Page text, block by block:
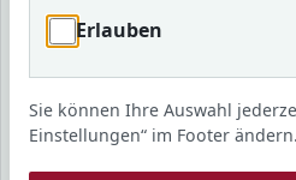
Schlagwort
Sortierung Anzahl
Erlauben
Sie können Ihre Auswahl
Einstellungen“ im Footer ändern.